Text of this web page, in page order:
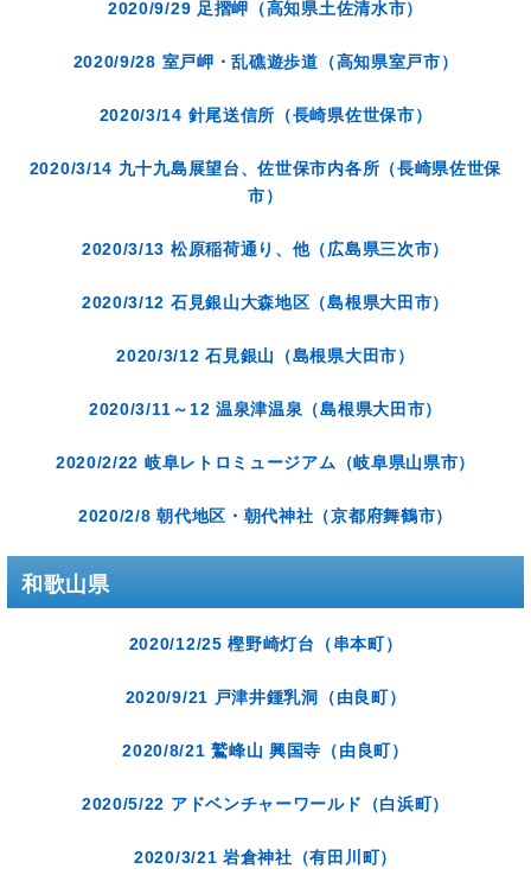
2020/9/29 足摺岬（高知県土佐清水市）
2020/9/28 室戸岬・乱礁遊歩道（高知県室戸市）
2020/3/14 針尾送信所（長崎県佐世保市）
2020/3/14 九十九島展望台、佐世保市内各所（長崎県佐世保
市）
2020/3/13 松原稲荷通り、他（広島県三次市）
2020/3/12 石見銀山大森地区（島根県大田市）
2020/3/12 石見銀山（島根県大田市）
2020/3/11～12 温泉津温泉（島根県大田市）
2020/2/22 岐阜レトロミュージアム（岐阜県山県市）
2020/2/8 朝代地区・朝代神社（京都府舞鶴市）
和歌山県
2020/12/25 樫野崎灯台（串本町）
2020/9/21 戸津井鍾乳洞（由良町）
2020/8/21 鷲峰山 興国寺（由良町）
2020/5/22 アドベンチャーワールド（白浜町）
2020/3/21 岩倉神社（有田川町）